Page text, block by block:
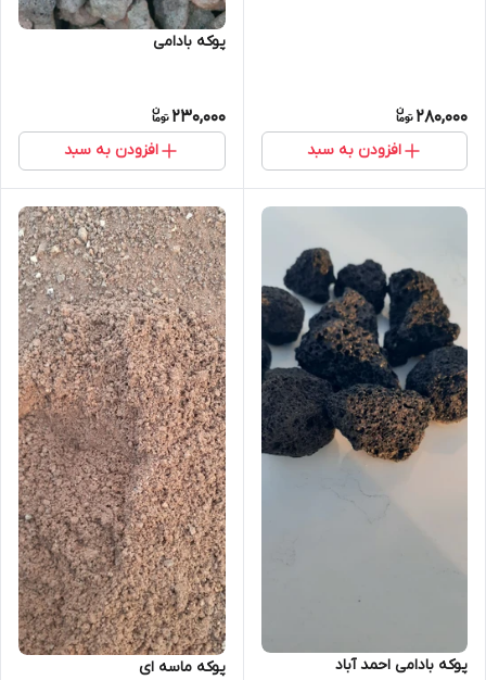
280,000
افزودن به سبد
پوکه بادامی
230,000
افزودن به سبد
پوکه بادامی احمد آباد پوکه ماسه ای